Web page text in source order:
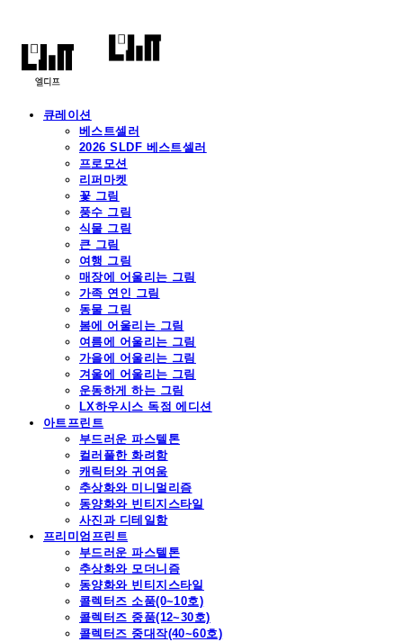
큐레이션
베스트셀러
2026 SLDF 베스트셀러
프로모션
리퍼마켓
꽃 그림
풍수 그림
식물 그림
큰 그림
여행 그림
매장에 어울리는 그림
가족 연인 그림
동물 그림
봄에 어울리는 그림
여름에 어울리는 그림
가을에 어울리는 그림
겨울에 어울리는 그림
운동하게 하는 그림
LX하우시스 독점 에디션
아트프린트
부드러운 파스텔톤
컬러풀한 화려함
캐릭터와 귀여움
추상화와 미니멀리즘
동양화와 빈티지스타일
사진과 디테일함
프리미엄프린트
부드러운 파스텔톤
추상화와 모더니즘
동양화와 빈티지스타일
콜렉터즈 소품(0~10호)
콜렉터즈 중품(12~30호)
콜렉터즈 중대작(40~60호)